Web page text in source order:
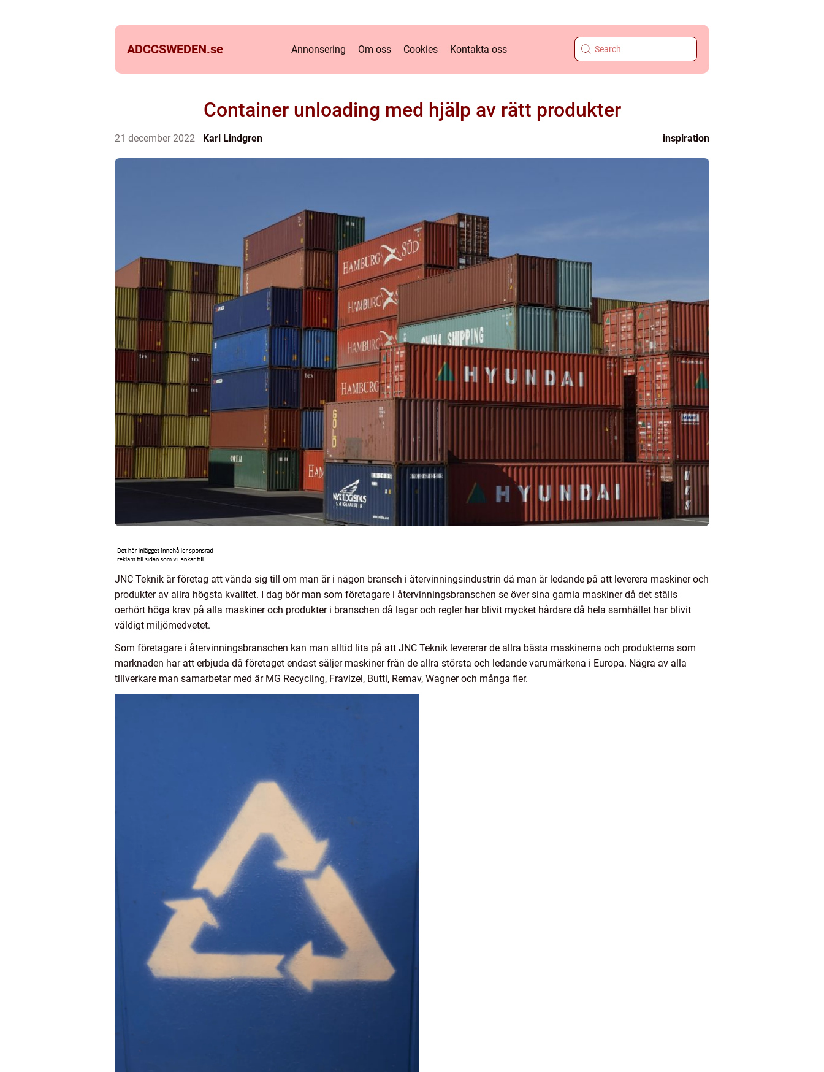
ADCCSWEDEN.se Annonsering Om oss Cookies Kontakta oss
Container unloading med hjälp av rätt produkter
21 december 2022 Karl Lindgren inspiration
JNC Teknik är företag att vända sig till om man är i någon bransch i återvinningsindustrin då man är ledande på att leverera maskiner och
produkter av allra högsta kvalitet. I dag bör man som företagare i återvinningsbranschen se över sina gamla maskiner då det ställs
oerhört höga krav på alla maskiner och produkter i branschen då lagar och regler har blivit mycket hårdare då hela samhället har blivit
väldigt miljömedvetet.
Som företagare i återvinningsbranschen kan man alltid lita på att JNC Teknik levererar de allra bästa maskinerna och produkterna som
marknaden har att erbjuda då företaget endast säljer maskiner från de allra största och ledande varumärkena i Europa. Några av alla
tillverkare man samarbetar med är MG Recycling, Fravizel, Butti, Remav, Wagner och många fler.